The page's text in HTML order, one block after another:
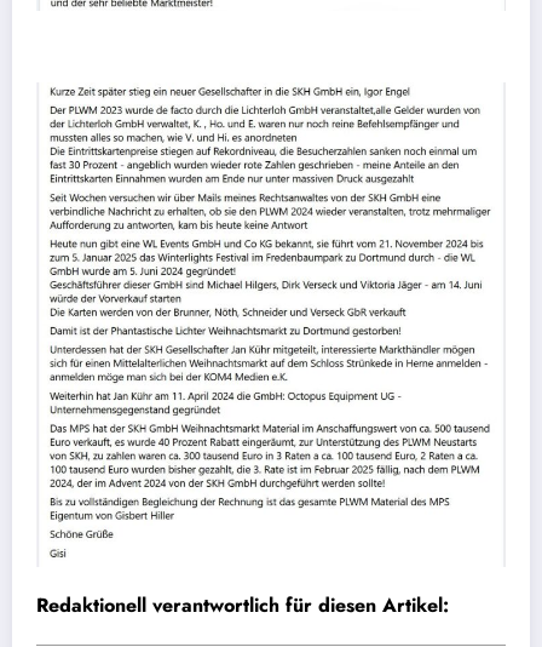
Redaktionell verantwortlich für diesen Artikel: